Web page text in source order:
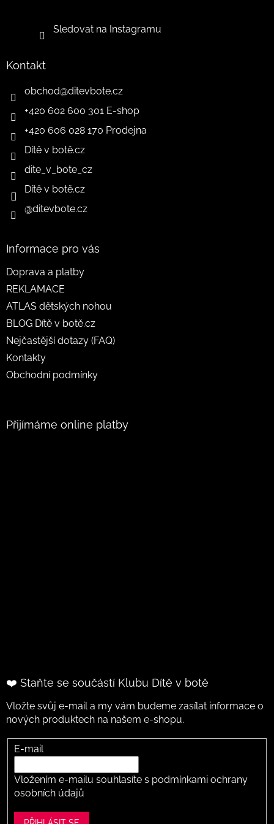
Sledovat na Instagramu
Kontakt
obchod@ditevbote.cz
+420 602 600 301 E-shop
+420 606 028 170 Prodejna
Dítě v botě.cz
dite_v_bote_cz
Dítě v botě.cz
@ditevbote.cz
Informace pro vás
Doprava a platby
REKLAMACE
ATLAS dětských nohou
BLOG Dítě v botě.cz
Nejčastější dotazy (FAQ)
Kontakty
Obchodní podmínky
Přijímáme online platby
❤️ Staňte se součástí Klubu Dítě v botě
Vložte svůj e-mail a my vám budeme zasílat informace o
nových produktech na našem e-shopu.
E-mail
Vložením e-mailu souhlasíte s podmínkami ochrany
osobních údajů